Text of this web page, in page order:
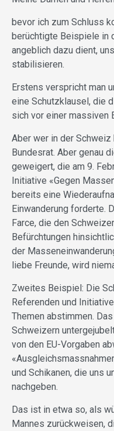
bevor ich zum Schluss
berüchtigte Beispiele in
angeblich dazu dient,
stabilisieren.
Erstens verspricht man
eine Schutzklausel, die
sich vor einer massiven
Aber wer in der
Bundesrat. Aber genau
geweigert, die am 9.
Initiative «Gegen
bereits eine
Einwanderung forderte.
Farce, die den
Befürchtungen
der
liebe Freunde, wird
Zweites Beispiel: Die
Referenden und
Themen abstimmen.
Schweizern
von den EU-Vorgaben
und Schikanen, die uns
nachgeben.
Das ist in etwa so, als
Mannes zurückweisen,